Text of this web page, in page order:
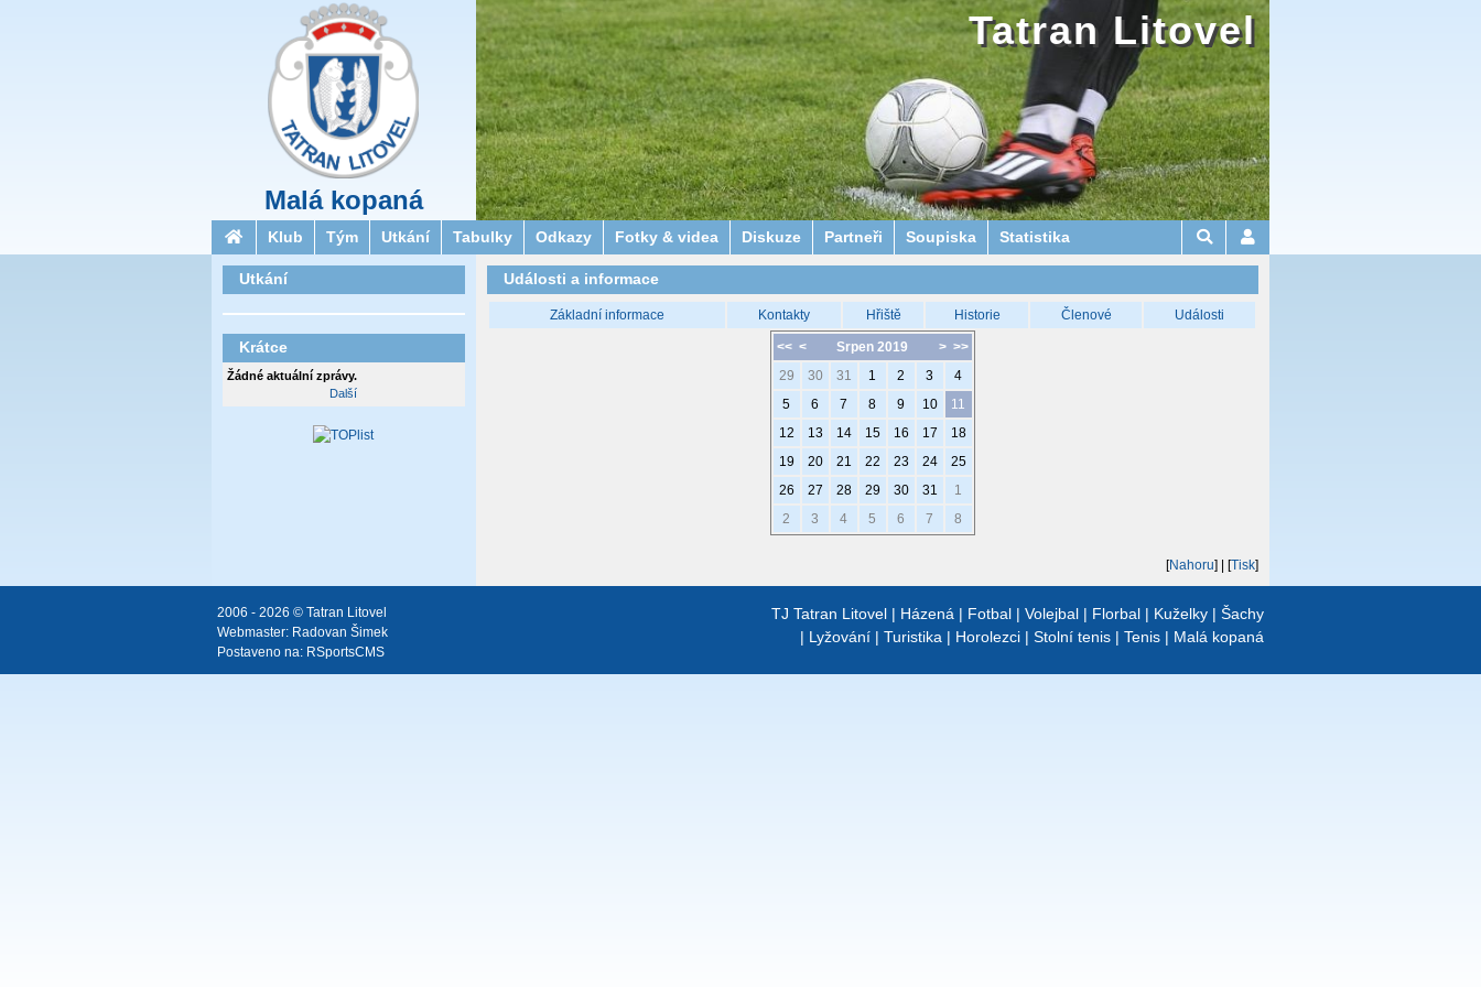
Malá kopaná
Tatran Litovel
Klub Tým Utkání Tabulky Odkazy Fotky & videa Diskuze Partneři Soupiska Statistika
Události a informace
Základní informace Kontakty Hřiště Historie Členové Události
<< < > >>
Srpen 2019
29
30 31 1 2 3
4
5
6 7 8 9 10
11
12
13 14 15 16 17
18
19
20 21 22 23 24
25
26
27 28 29 30 31
1
2
3 4 5 6 7 8
[Nahoru] | [Tisk]
Utkání
Krátce
Žádné aktuální zprávy.
Další
TJ Tatran Litovel | Házená | Fotbal | Volejbal | Florbal | Kuželky | Šachy
| Lyžování | Turistika | Horolezci | Stolní tenis | Tenis | Malá kopaná
2006 - 2026 © Tatran Litovel
Webmaster: Radovan Šimek
Postaveno na: RSportsCMS